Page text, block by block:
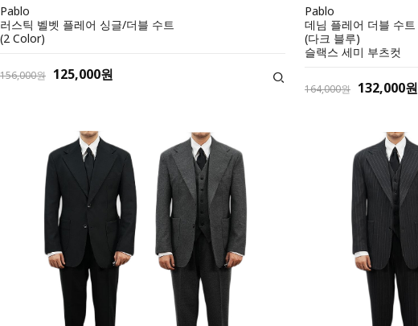
Pablo
러스틱 벨벳 플레어 싱글/더블 수트
(2 Color)
156,000원 125,000원
Pablo
데님 플레어 더블 수트
(다크 블루)
슬랙스 세미 부츠컷
164,000원 132,000원